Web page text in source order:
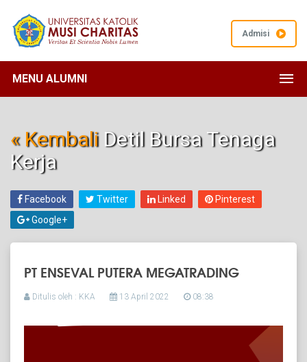
Admisi
MENU ALUMNI
« KembaliDetil Bursa Tenaga
Kerja
Facebook Twitter Linked
Pinterest
Google+
PT ENSEVAL PUTERA MEGATRADING
Ditulis oleh : KKA 13 April 2022 08:38